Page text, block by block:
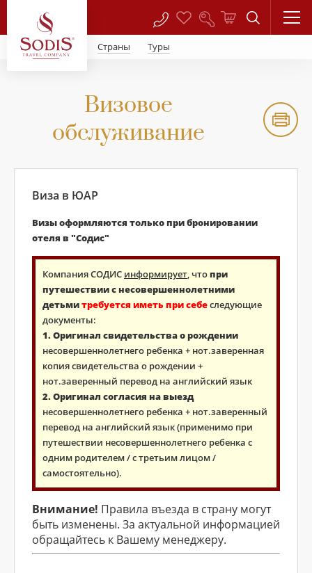
Страны Туры
Визовое
обслуживание
Виза в ЮАР
Визы оформляются только при бронировании
отеля в "Содис"
Компания СОДИС информирует, чтопри
путешествии с несовершеннолетними
детьмитребуется иметь при себеследующие
документы:
1. Оригинал свидетельства о рождении
несовершеннолетнего ребенка + нот.заверенная
копия свидетельства о рождении +
нот.заверенный перевод на английский язык
2. Оригинал согласия на выезд
несовершеннолетнего ребенка + нот.заверенный
перевод на английский язык (применимо при
путешествии несовершеннолетнего ребенка с
одним родителем / с третьим лицом /
самостоятельно).
Внимание! Правила въезда в страну могут
быть изменены. За актуальной информацией
обращайтесь к Вашему менеджеру.